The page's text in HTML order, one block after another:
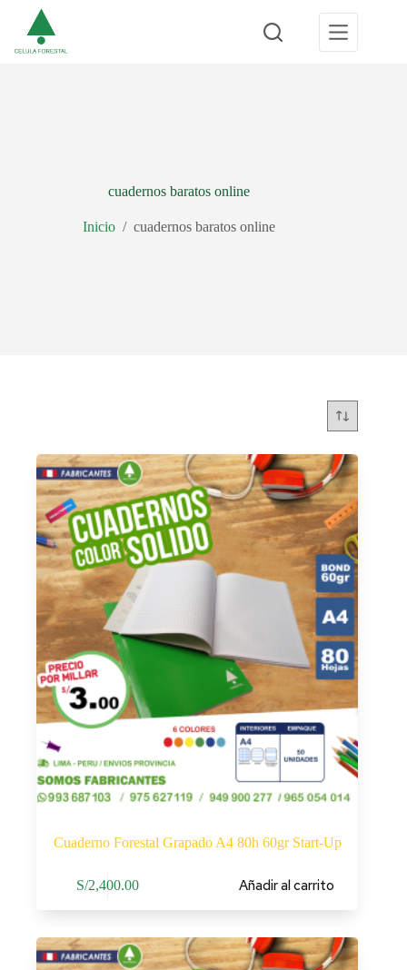
contenido
cuadernos baratos online
Inicio / cuadernos baratos online
Cuaderno Forestal Grapado A4 80h 60gr Start-Up
S/2,400.00 Añadir al carrito